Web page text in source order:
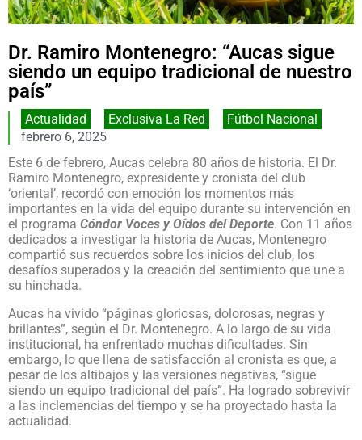
Dr. Ramiro Montenegro: “Aucas sigue
siendo un equipo tradicional de nuestro
país”
Actualidad Exclusiva La Red
Fútbol Nacional
febrero 6, 2025
Este 6 de febrero, Aucas celebra 80 años de historia. El Dr.
Ramiro Montenegro, expresidente y cronista del club
‘oriental’, recordó con emoción los momentos más
importantes en la vida del equipo durante su intervención en
el programa Cóndor Voces y Oídos del Deporte. Con 11 años
dedicados a investigar la historia de Aucas, Montenegro
compartió sus recuerdos sobre los inicios del club, los
desafíos superados y la creación del sentimiento que une a
su hinchada.
Aucas ha vivido “páginas gloriosas, dolorosas, negras y
brillantes”, según el Dr. Montenegro. A lo largo de su vida
institucional, ha enfrentado muchas dificultades. Sin
embargo, lo que llena de satisfacción al cronista es que, a
pesar de los altibajos y las versiones negativas, “sigue
siendo un equipo tradicional del país”. Ha logrado sobrevivir
a las inclemencias del tiempo y se ha proyectado hasta la
actualidad.